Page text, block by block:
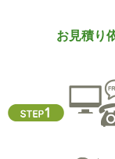
g) 保有個人デー
ご本人からの
削除、利用停
供記録の開示(
開示等に応ずる
関する苦情、
お見積り